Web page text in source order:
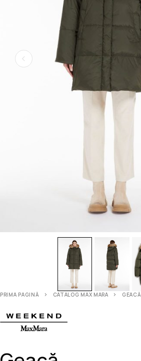
PRIMA PAGINĂ CATALOG MAX MARA GEACĂ